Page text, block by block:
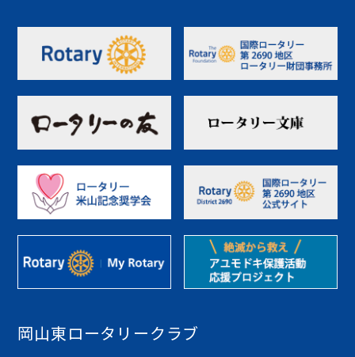
岡山東ロータリークラブ